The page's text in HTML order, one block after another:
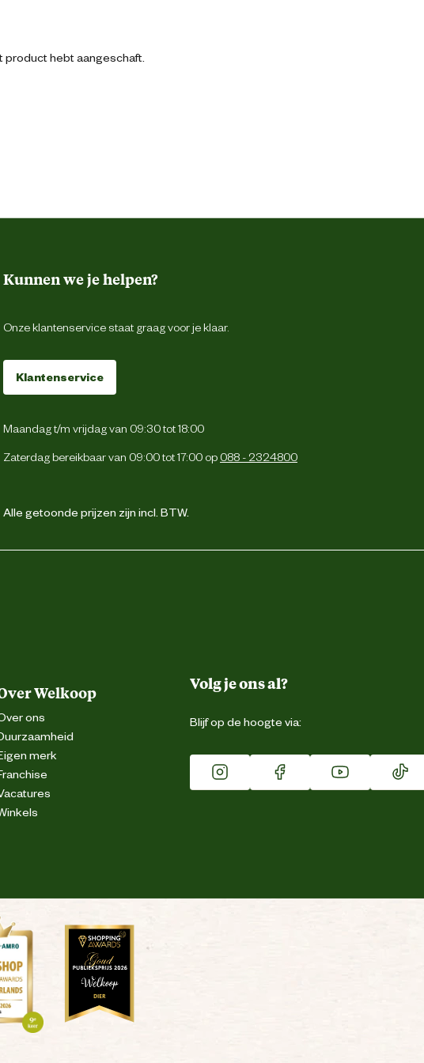
product hebt aangeschaft.
Kunnen we je helpen?
Onze klantenservice staat graag voor je klaar.
Klantenservice
Maandag t/m vrijdag van 09:30 tot 18:00
Zaterdag bereikbaar van 09:00 tot 17:00 op 088 - 2324800
Alle getoonde prijzen zijn incl. BTW.
Welkoop
ons
merk
Volg je ons al?
Blijf op de hoogte via: